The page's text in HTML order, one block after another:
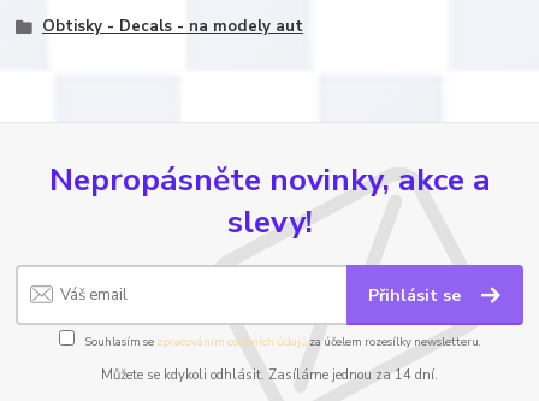
Obtisky - Decals - na modely aut
Nepropásněte novinky, akce a
slevy!
Přihlásit se
Souhlasím se zpracováním osobních údajůza účelem rozesílky newsletteru.
Můžete se kdykoli odhlásit. Zasíláme jednou za 14 dní.